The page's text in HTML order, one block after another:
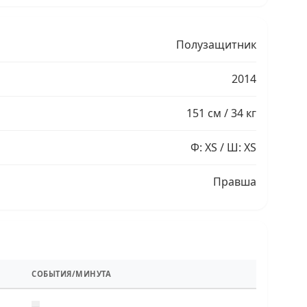
Полузащитник
2014
151 см / 34 кг
Ф: XS / Ш: XS
Правша
СОБЫТИЯ/МИНУТА